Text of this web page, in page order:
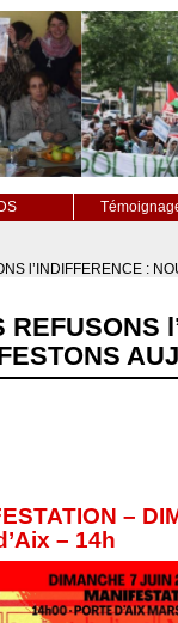
l’INDIFFERENCE :
REFUSONS
–
– 14h